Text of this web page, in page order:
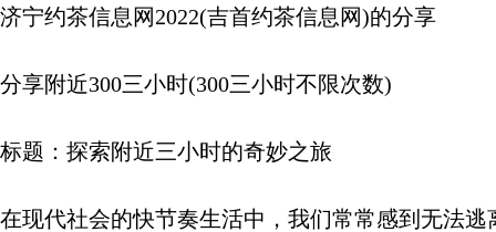
济宁约茶信息网2022(吉首约茶信息网)的分享
分享附近300三小时(300三小时不限次数)
标题：探索附近三小时的奇妙之旅
在现代社会的快节奏生活中，我们常常感到无法